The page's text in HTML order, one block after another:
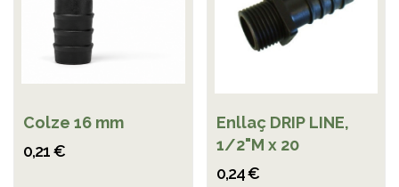
Colze 16 mm
0,21 €
Enllaç DRIP LINE,
1/2"M x 20
0,24 €